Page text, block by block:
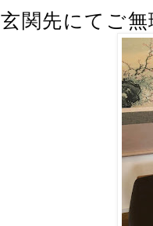
玄関先にてご